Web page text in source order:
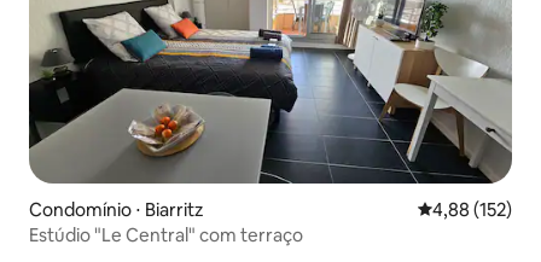
Condomínio ⋅ Biarritz 4,88 de uma
4,88 (152)
Estúdio "Le Central" com terraço